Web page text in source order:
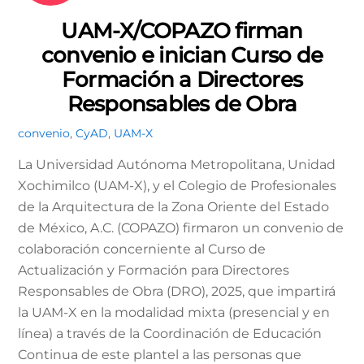
UAM-X/COPAZO firman
convenio e inician Curso de
Formación a Directores
Responsables de Obra
convenio,CyAD, UAM-X
La Universidad Autónoma Metropolitana, Unidad
Xochimilco (UAM-X), y el Colegio de Profesionales
de la Arquitectura de la Zona Oriente del Estado
de México, A.C. (COPAZO) firmaron un convenio de
colaboración concerniente al Curso de
Actualización y Formación para Directores
Responsables de Obra (DRO), 2025, que impartirá
la UAM-X en la modalidad mixta (presencial y en
línea) a través de la Coordinación de Educación
Continua de este plantel a las personas que